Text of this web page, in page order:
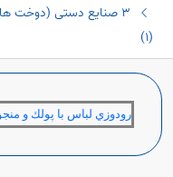
٣ صنایع دستی (دوخت
(١)
رودوزي لباس با پولك و